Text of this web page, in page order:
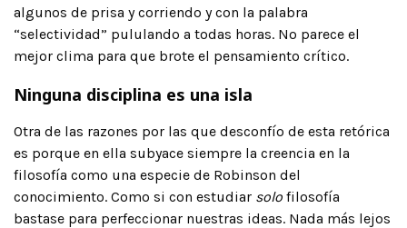
algunos de prisa y corriendo y con la palabra
“selectividad” pululando a todas horas. No parece el
mejor clima para que brote el pensamiento crítico.
Ninguna disciplina es una isla
Otra de las razones por las que desconfío de esta retórica
es porque en ella subyace siempre la creencia en la
filosofía como una especie de Robinson del
conocimiento. Como si con estudiar solo filosofía
bastase para perfeccionar nuestras ideas. Nada más lejos